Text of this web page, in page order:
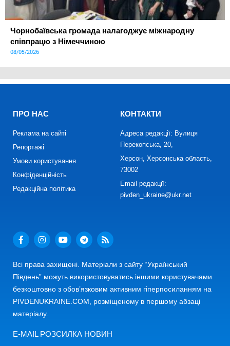
Чорнобаївська громада налагоджує міжнародну
співпрацю з Німеччиною
08/05/2026
ПРО НАС
Реклама на сайті
Репортажі
Умови користування
Конфіденційність
Редакційна політика
КОНТАКТИ
Адреса редакції: Вулиця
Перекопська, 20,
Херсон, Херсонська область,
73002
Email редакції:
pivden_ukraine@ukr.net
Всі права захищені. Матеріали з сайту “Український
Південь” можуть використовуватись іншими користувачами
безкоштовно з обов’язковим активним гіперпосиланням на
PIVDENUKRAINE.COM, розміщеному в першому абзаці
матеріалу.
E-MAIL РОЗСИЛКА НОВИН